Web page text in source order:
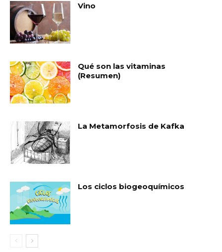
Vino
Qué son las vitaminas
(Resumen)
La Metamorfosis de Kafka
Los ciclos biogeoquímicos